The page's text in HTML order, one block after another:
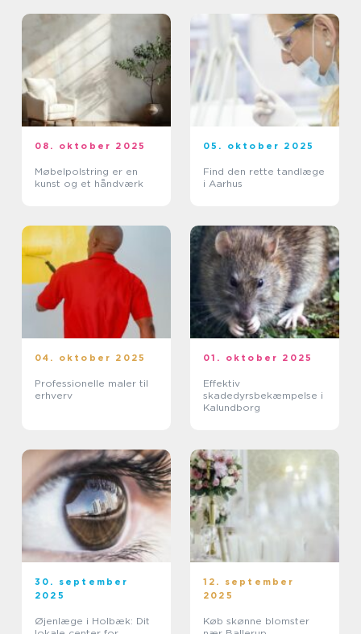
08. oktober 2025
Møbelpolstring er en
kunst og et håndværk
05. oktober 2025
Find den rette tandlæge
i Aarhus
04. oktober 2025
Professionelle maler til
erhverv
01. oktober 2025
Effektiv
skadedyrsbekæmpelse i
Kalundborg
30. september
2025
Øjenlæge i Holbæk: Dit
12. september
2025
Køb skønne blomster